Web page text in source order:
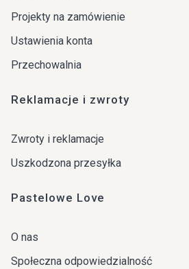
Projekty na zamówienie
Ustawienia konta
Przechowalnia
Reklamacje i zwroty
Zwroty i reklamacje
Uszkodzona przesyłka
Pastelowe Love
O nas
Społeczna odpowiedzialność